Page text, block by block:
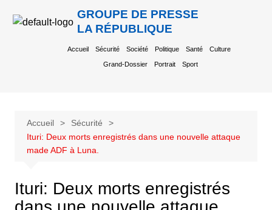
GROUPE DE PRESSE
LA RÉPUBLIQUE
Accueil Sécurité Société Politique Santé Culture
Grand-Dossier Portrait Sport
Accueil
Sécurité
Ituri: Deux morts enregistrés dans une nouvelle attaque
made ADF à Luna.
Ituri: Deux morts enregistrés